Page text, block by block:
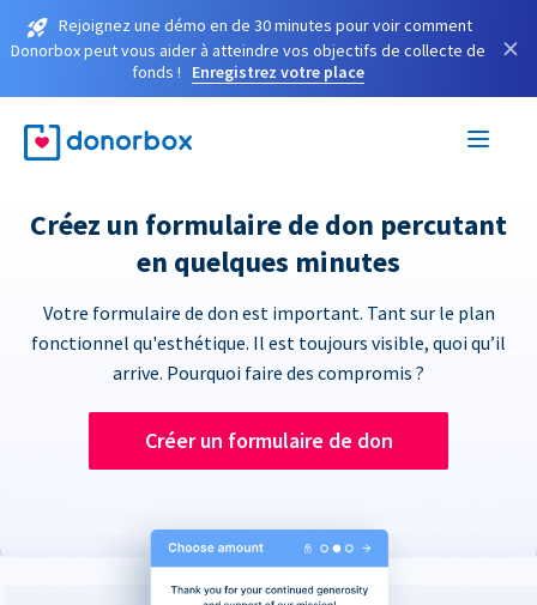
Rejoignez une démo en de 30 minutes pour voir comment
Donorbox peut vous aider à atteindre vos objectifs de collecte de
fonds !
Enregistrez votre place
×
Créez un formulaire de don percutant
en quelques minutes
Votre formulaire de don est important. Tant sur le plan
fonctionnel qu'esthétique. Il est toujours visible, quoi qu’il
arrive. Pourquoi faire des compromis ?
Créer un formulaire de don